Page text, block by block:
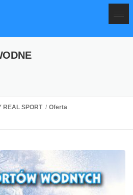
REAL SPORT
Oferta